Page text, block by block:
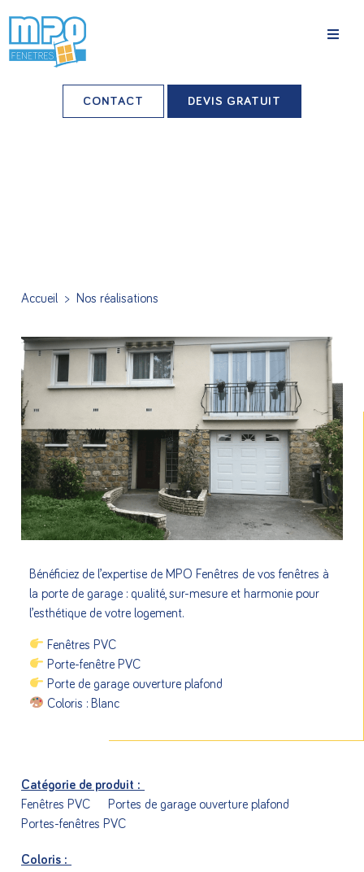
Nos agences
Nos produits
CONTACT DEVIS GRATUIT
Accueil > Nos réalisations
Bénéficiez de l’expertise de MPO Fenêtres de vos fenêtres à
la porte de garage : qualité, sur-mesure et harmonie pour
l’esthétique de votre logement.
Fenêtres PVC
Porte-fenêtre PVC
Porte de garage ouverture plafond
Coloris : Blanc
Catégorie de produit :
Fenêtres PVC
Portes de garage ouverture plafond
Portes-fenêtres PVC
Coloris :